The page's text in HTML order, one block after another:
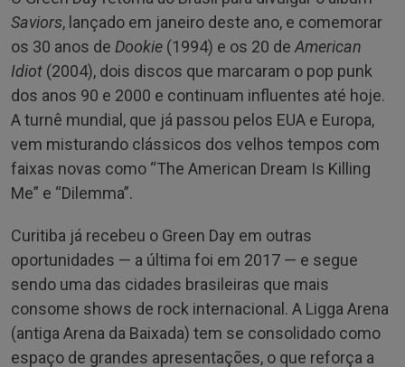
Saviors, lançado em janeiro deste ano, e comemorar
os 30 anos de Dookie (1994) e os 20 de American
Idiot (2004), dois discos que marcaram o pop punk
dos anos 90 e 2000 e continuam influentes até hoje.
A turnê mundial, que já passou pelos EUA e Europa,
vem misturando clássicos dos velhos tempos com
faixas novas como “The American Dream Is Killing
Me” e “Dilemma”.
Curitiba já recebeu o Green Day em outras
oportunidades — a última foi em 2017 — e segue
sendo uma das cidades brasileiras que mais
consome shows de rock internacional. A Ligga Arena
(antiga Arena da Baixada) tem se consolidado como
espaço de grandes apresentações, o que reforça a